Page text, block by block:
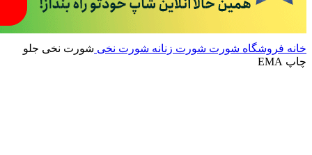
خانه فروشگاه شورت شورت زنانه شورت نخی شورت نخی جلو
چاپ EMA